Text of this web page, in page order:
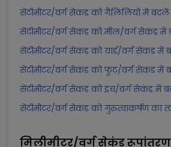
सेंटीमीटर/वर्ग सेकंड को गैलिलियो में बदलें
सेंटीमीटर/वर्ग सेकंड को मील/वर्ग सेकंड में
सेंटीमीटर/वर्ग सेकंड को यार्ड/वर्ग सेकंड में
सेंटीमीटर/वर्ग सेकंड को फुट/वर्ग सेकंड में
सेंटीमीटर/वर्ग सेकंड को इंच/वर्ग सेकंड में
सेंटीमीटर/वर्ग सेकंड को गुरुत्वाकर्षण का
मिलीमीटर/वर्ग सेकंडरूपांतरण